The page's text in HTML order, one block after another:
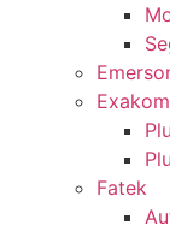
Exakom
Fatek